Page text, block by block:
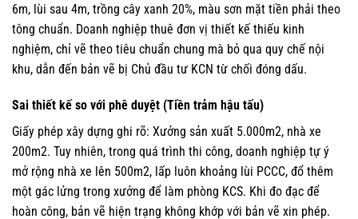
6m, lùi sau 4m, trồng cây xanh 20%, màu sơn mặt tiền phải theo
tông chuẩn. Doanh nghiệp thuê đơn vị thiết kế thiếu kinh
nghiệm, chỉ vẽ theo tiêu chuẩn chung mà bỏ qua quy chế nội
khu, dẫn đến bản vẽ bị Chủ đầu tư KCN từ chối đóng dấu.
Sai thiết kế so với phê duyệt (Tiền trảm hậu tấu)
Giấy phép xây dựng ghi rõ: Xưởng sản xuất 5.000m2, nhà xe
200m2. Tuy nhiên, trong quá trình thi công, doanh nghiệp tự ý
mở rộng nhà xe lên 500m2, lấp luôn khoảng lùi PCCC, đổ thêm
một gác lửng trong xưởng để làm phòng KCS. Khi đo đạc để
hoàn công, bản vẽ hiện trạng không khớp với bản vẽ xin phép.